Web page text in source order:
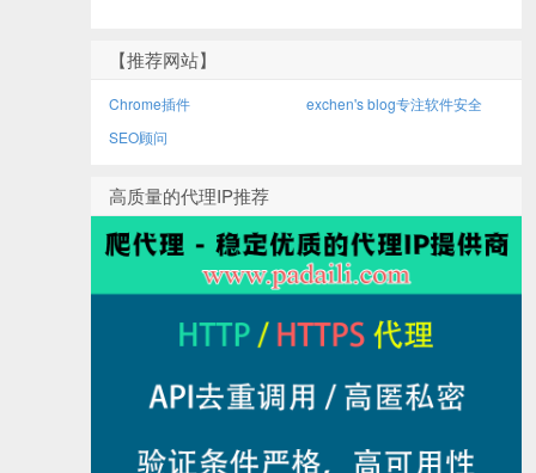
【推荐网站】
Chrome插件
exchen's blog专注软件安全
SEO顾问
高质量的代理IP推荐